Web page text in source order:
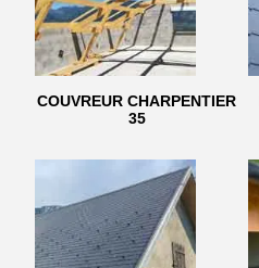
COUVREUR CHARPENTIER
35